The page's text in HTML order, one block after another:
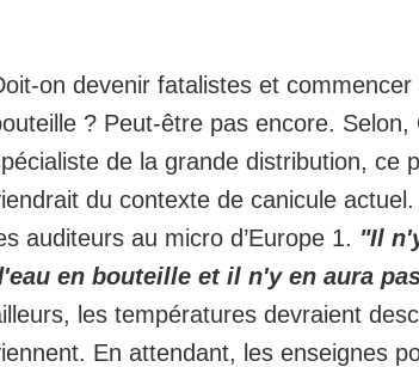
on devenir fatalistes et commencer
? Peut-être pas encore. Selon,
de la grande distribution, ce
du contexte de canicule
auditeurs au micro d’Europe 1. "Il
en bouteille et il n'y en aura
les températures devraient
En attendant, les enseignes